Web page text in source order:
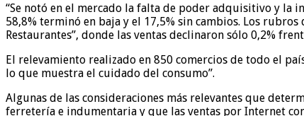
“Se notó en el mercado la falta de poder adquisitivo y la
58,8% terminó en baja y el 17,5% sin cambios. Los
Restaurantes”, donde las ventas declinaron sólo 0,2%
El relevamiento realizado en 850 comercios de todo el
lo que muestra el cuidado del consumo”.
Algunas de las consideraciones más relevantes que
ferretería e indumentaria y que las ventas por Internet